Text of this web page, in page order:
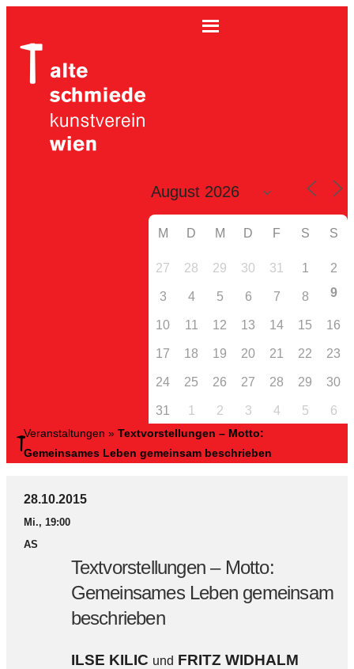
M D M D F S S
27 28 29 30 31 1 2
3 4 5 6 7 8 9
10 11 12 13 14 15 16
17 18 19 20 21 22 23
24 25 26 27 28 29 30
31 1 2 3 4 5 6
Veranstaltungen » Textvorstellungen – Motto:
Gemeinsames Leben gemeinsam beschrieben
28.10.2015
Mi., 19:00
AS
Textvorstellungen – Motto:
Gemeinsames Leben gemeinsam
beschrieben
ILSE KILIC und FRITZ WIDHALM